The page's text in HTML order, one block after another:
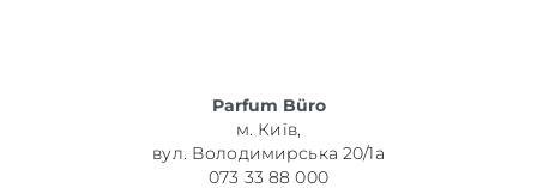
Parfum Büro
м. Київ,
вул. Володимирська 20/1а
073 33 88 000